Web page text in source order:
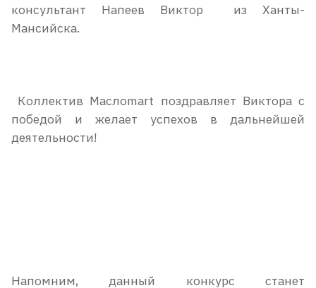
консультант Напеев Виктор из Ханты-
Мансийска.
Коллектив Маслоmart поздравляет Виктора с
победой и желает успехов в дальнейшей
деятельности!
Напомним, данный конкурс станет